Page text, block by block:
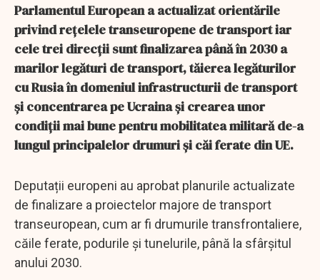
Parlamentul European a actualizat orientările
privind rețelele transeuropene de transport iar
cele trei direcții sunt finalizarea până în 2030 a
marilor legături de transport, tăierea legăturilor
cu Rusia în domeniul infrastructurii de transport
și concentrarea pe Ucraina și crearea unor
condiții mai bune pentru mobilitatea militară de-a
lungul principalelor drumuri și căi ferate din UE.
Deputații europeni au aprobat planurile actualizate
de finalizare a proiectelor majore de transport
transeuropean, cum ar fi drumurile transfrontaliere,
căile ferate, podurile și tunelurile, până la sfârșitul
anului 2030.